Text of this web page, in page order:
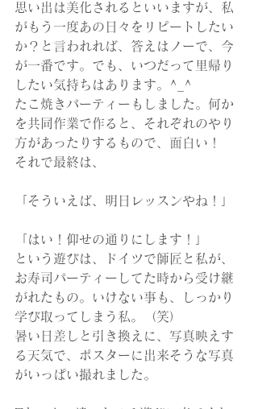
思い出は美化されるといいますが、私
がもう一度あの日々をリピートしたい
か？と言われれば、答えはノーで、今
が一番です。でも、いつだって里帰り
したい気持ちはあります。^_^
たこ焼きパーティーもしました。何か
を共同作業で作ると、それぞれのやり
方があったりするもので、面白い！
それで最終は、
「そういえば、明日レッスンやね！」
「はい！仰せの通りにします！」
という遊びは、ドイツで師匠と私が、
お寿司パーティーしてた時から受け継
がれたもの。いけない事も、しっかり
学び取ってしまう私。（笑）
暑い日差しと引き換えに、写真映えす
る天気で、ポスターに出来そうな写真
がいっぱい撮れました。